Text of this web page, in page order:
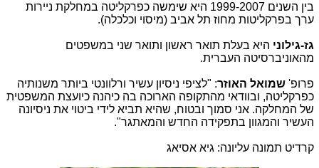
בין השנים 1999-2007 היא שימשה כפרקליטה במחלקת ניירות
ערך בפרקליטות מחוז תל אביב (מיסוי וכלכלה).
גז-גילוני היא בעלת תואר ראשון ותואר שני במשפטים
מהאוניברסיטה העברית.
פרופ' שמואל האוזר: "לציפי ניסיון עשיר ורלוונטי ביותר משנותיה
כפרקליטה, ובוודאי מהתקופה הארוכה בה כיהנה כיועצת המשפטית
של המחלקה. אני סמוך ובטוח, שהיא תביא לידי ביטוי את ניסיונה
העשיר והמגוון בתפקידה החדש והמאתגר".
קרדיט תמונה עליונה: גיא אסיאג